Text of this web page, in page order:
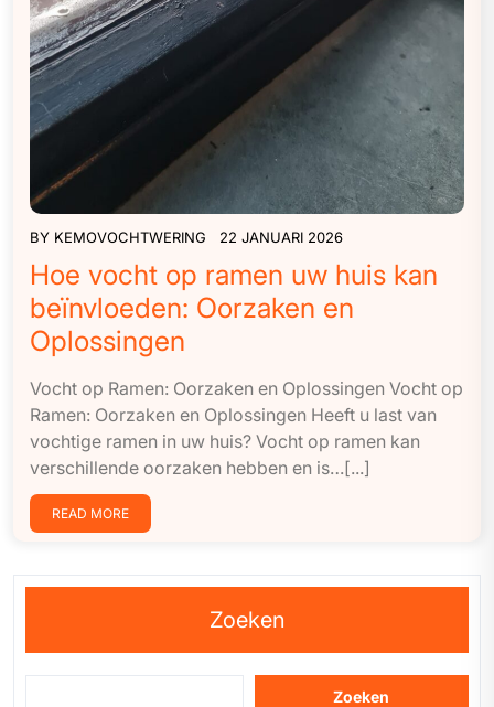
BY KEMOVOCHTWERING 22 JANUARI 2026
Hoe vocht op ramen uw huis kan
beïnvloeden: Oorzaken en
Oplossingen
Vocht op Ramen: Oorzaken en Oplossingen Vocht op
Ramen: Oorzaken en Oplossingen Heeft u last van
vochtige ramen in uw huis? Vocht op ramen kan
verschillende oorzaken hebben en is…[...]
READ MORE
Zoeken
Zoeken